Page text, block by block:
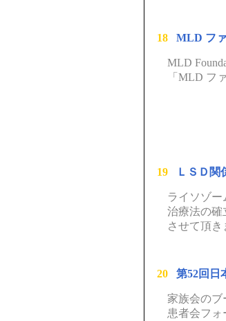
18 MLD フ
MLD
「MLD フ
19 ＬＳＤ
ライソゾ
治療法の確
させて頂き
20 第52回
家族会のブ
患者会フォ